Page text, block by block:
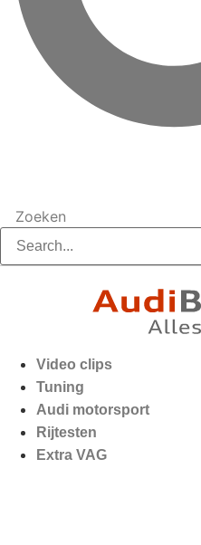
Zoeken
Video clips
Tuning
Audi motorsport
Rijtesten
Extra VAG